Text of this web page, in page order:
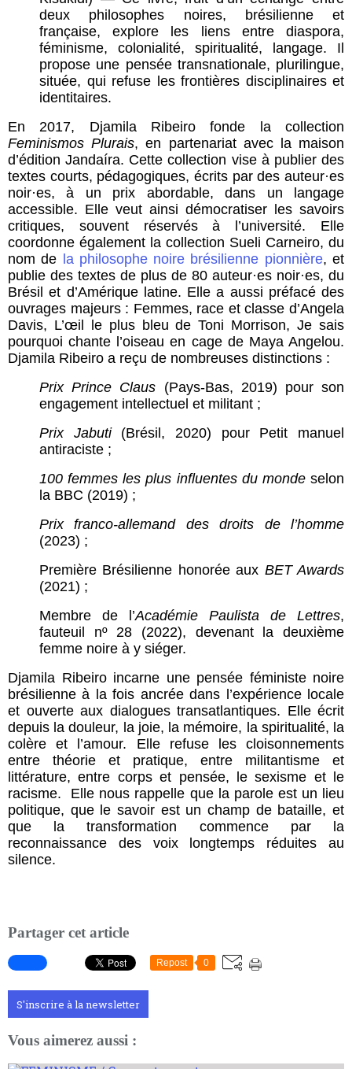
deux philosophes noires, brésilienne et
française, explore les liens entre diaspora,
féminisme, colonialité, spiritualité, langage. Il
propose une pensée transnationale, plurilingue,
située, qui refuse les frontières disciplinaires et
identitaires.
En 2017, Djamila Ribeiro fonde la collection
Feminismos Plurais, en partenariat avec la maison
d’édition Jandaíra. Cette collection vise à publier des
textes courts, pédagogiques, écrits par des auteur·es
noir·es, à un prix abordable, dans un langage
accessible. Elle veut ainsi démocratiser les savoirs
critiques, souvent réservés à l’université. Elle
coordonne également la collection Sueli Carneiro, du
nom de la philosophe noire brésilienne pionnière, et
publie des textes de plus de 80 auteur·es noir·es, du
Brésil et d’Amérique latine. Elle a aussi préfacé des
ouvrages majeurs : Femmes, race et classe d’Angela
Davis, L’œil le plus bleu de Toni Morrison, Je sais
pourquoi chante l’oiseau en cage de Maya Angelou.
Djamila Ribeiro a reçu de nombreuses distinctions :
Prix Prince Claus (Pays-Bas, 2019) pour son
engagement intellectuel et militant ;
Prix Jabuti(Brésil, 2020) pour Petit manuel
antiraciste ;
100 femmes les plus influentes du mondeselon
la BBC (2019) ;
Prix franco-allemand des droits de l’homme
(2023) ;
Première Brésilienne honorée aux BET Awards
(2021) ;
Membre de l’Académie Paulista de Lettres,
fauteuil nº 28 (2022), devenant la deuxième
femme noire à y siéger.
Djamila Ribeiro incarne une pensée féministe noire
brésilienne à la fois ancrée dans l’expérience locale
et ouverte aux dialogues transatlantiques. Elle écrit
depuis la douleur, la joie, la mémoire, la spiritualité, la
colère et l’amour. Elle refuse les cloisonnements
entre théorie et pratique, entre militantisme et
littérature, entre corps et pensée, le sexisme et le
racisme. Elle nous rappelle que la parole est un lieu
politique, que le savoir est un champ de bataille, et
que la transformation commence par la
reconnaissance des voix longtemps réduites au
silence.
Partager cet article
Repost 0
S'inscrire à la newsletter
Vous aimerez aussi :